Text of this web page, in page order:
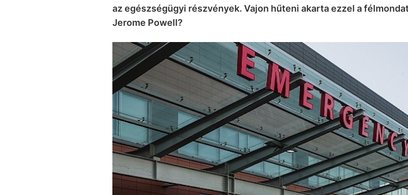
az egészségügyi részvények. Vajon hűteni akarta ezzel a
Jerome Powell?